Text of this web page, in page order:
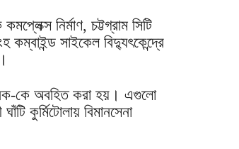
নির্মাণ, চট্টগ্রাম সিটি
কম্বাইন্ড সাইকেল বিদ্যুৎকেন্দ্রে
কে অবহিত করা হয়। এগুলো
কুর্মিটোলায় বিমানসেনা